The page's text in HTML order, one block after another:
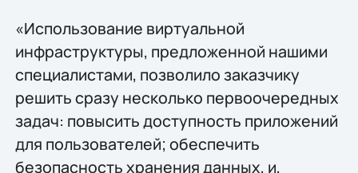
«Использование виртуальной
инфраструктуры, предложенной нашими
специалистами, позволило заказчику
решить сразу несколько первоочередных
задач: повысить доступность приложений
для пользователей; обеспечить
безопасность хранения данных, и,